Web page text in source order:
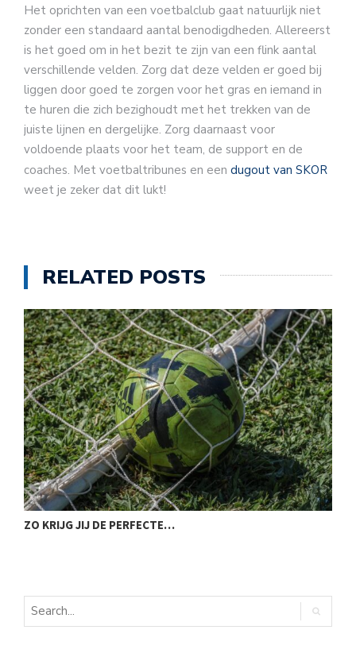
Het oprichten van een voetbalclub gaat natuurlijk niet
zonder een standaard aantal benodigdheden. Allereerst
is het goed om in het bezit te zijn van een flink aantal
verschillende velden. Zorg dat deze velden er goed bij
liggen door goed te zorgen voor het gras en iemand in
te huren die zich bezighoudt met het trekken van de
juiste lijnen en dergelijke. Zorg daarnaast voor
voldoende plaats voor het team, de support en de
coaches. Met voetbaltribunes en een dugout van SKOR
weet je zeker dat dit lukt!
RELATED POSTS
ZO KRIJG JIJ DE PERFECTE…